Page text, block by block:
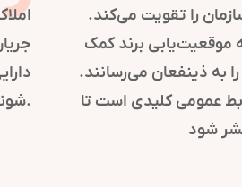
اطلاع‌رسانی، اعتماد و شهرت
استراتژی‌های روابط عمومی به
کرده و پیام‌های مهم سازمانی را
همچنین، در مواقع بحران، روابط
پیام‌های شفاف و دقیقی منتشر شود.